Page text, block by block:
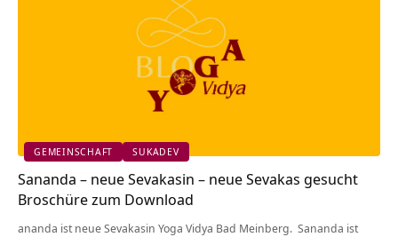
GEMEINSCHAFT SUKADEV
Sananda – neue Sevakasin – neue Sevakas gesucht
Broschüre zum Download
ananda ist neue Sevakasin Yoga Vidya Bad Meinberg. Sananda ist